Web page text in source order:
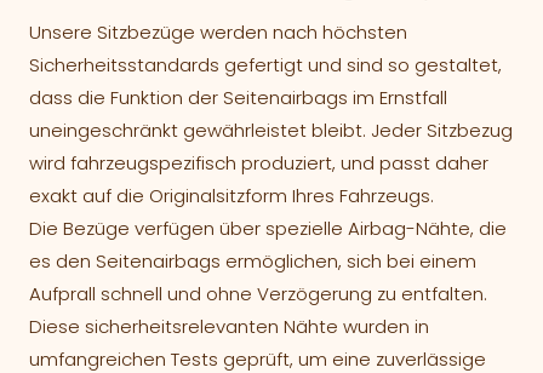
Unsere Sitzbezüge werden nach höchsten
Sicherheitsstandards gefertigt und sind so gestaltet,
dass die Funktion der Seitenairbags im Ernstfall
uneingeschränkt gewährleistet bleibt. Jeder Sitzbezug
wird fahrzeugspezifisch produziert, und passt daher
exakt auf die Originalsitzform Ihres Fahrzeugs.
Die Bezüge verfügen über spezielle Airbag-Nähte, die
es den Seitenairbags ermöglichen, sich bei einem
Aufprall schnell und ohne Verzögerung zu entfalten.
Diese sicherheitsrelevanten Nähte wurden in
umfangreichen Tests geprüft, um eine zuverlässige